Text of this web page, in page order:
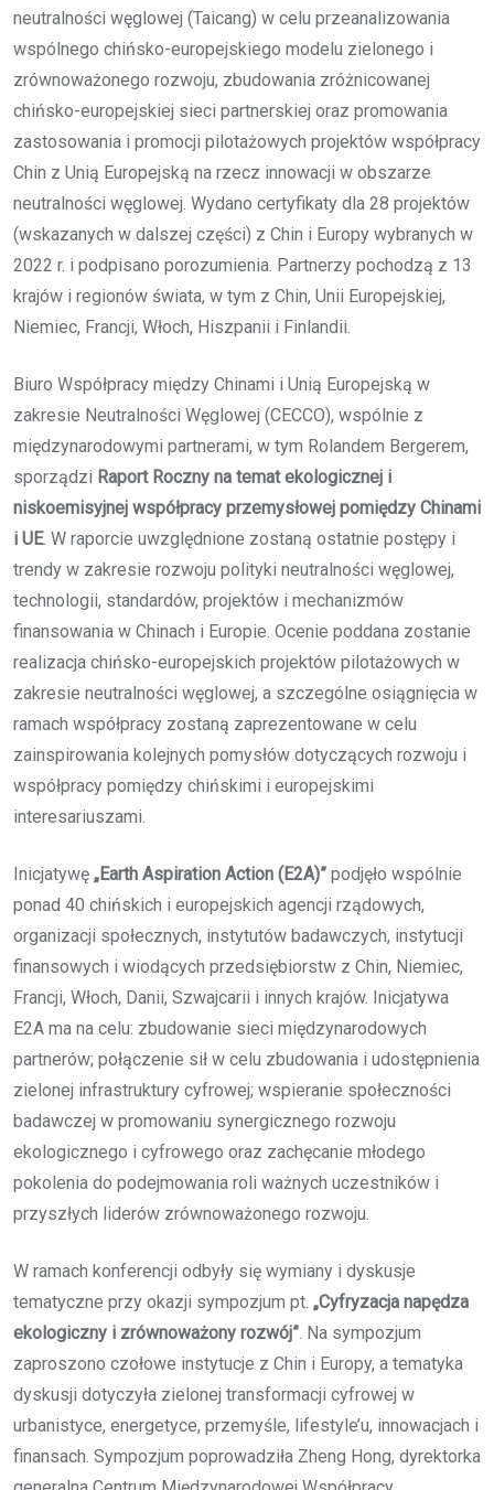
neutralności węglowej (Taicang) w celu przeanalizowania
wspólnego chińsko-europejskiego modelu zielonego i
zrównoważonego rozwoju, zbudowania zróżnicowanej
chińsko-europejskiej sieci partnerskiej oraz promowania
zastosowania i promocji pilotażowych projektów współpracy
Chin z Unią Europejską na rzecz innowacji w obszarze
neutralności węglowej. Wydano certyfikaty dla 28 projektów
(wskazanych w dalszej części) z Chin i Europy wybranych w
2022 r. i podpisano porozumienia. Partnerzy pochodzą z 13
krajów i regionów świata, w tym z Chin, Unii Europejskiej,
Niemiec, Francji, Włoch, Hiszpanii i Finlandii.
Biuro Współpracy między Chinami i Unią Europejską w
zakresie Neutralności Węglowej (CECCO), wspólnie z
międzynarodowymi partnerami, w tym Rolandem Bergerem,
sporządzi Raport Roczny na temat ekologicznej i
niskoemisyjnej współpracy przemysłowej pomiędzy Chinami
i UE. W raporcie uwzględnione zostaną ostatnie postępy i
trendy w zakresie rozwoju polityki neutralności węglowej,
technologii, standardów, projektów i mechanizmów
finansowania w Chinach i Europie. Ocenie poddana zostanie
realizacja chińsko-europejskich projektów pilotażowych w
zakresie neutralności węglowej, a szczególne osiągnięcia w
ramach współpracy zostaną zaprezentowane w celu
zainspirowania kolejnych pomysłów dotyczących rozwoju i
współpracy pomiędzy chińskimi i europejskimi
interesariuszami.
Inicjatywę „Earth Aspiration Action (E2A)” podjęło wspólnie
ponad 40 chińskich i europejskich agencji rządowych,
organizacji społecznych, instytutów badawczych, instytucji
finansowych i wiodących przedsiębiorstw z Chin, Niemiec,
Francji, Włoch, Danii, Szwajcarii i innych krajów. Inicjatywa
E2A ma na celu: zbudowanie sieci międzynarodowych
partnerów; połączenie sił w celu zbudowania i udostępnienia
zielonej infrastruktury cyfrowej; wspieranie społeczności
badawczej w promowaniu synergicznego rozwoju
ekologicznego i cyfrowego oraz zachęcanie młodego
pokolenia do podejmowania roli ważnych uczestników i
przyszłych liderów zrównoważonego rozwoju.
W ramach konferencji odbyły się wymiany i dyskusje
tematyczne przy okazji sympozjum pt. „Cyfryzacja napędza
ekologiczny i zrównoważony rozwój”. Na sympozjum
zaproszono czołowe instytucje z Chin i Europy, a tematyka
dyskusji dotyczyła zielonej transformacji cyfrowej w
urbanistyce, energetyce, przemyśle, lifestyle’u, innowacjach i
finansach. Sympozjum poprowadziła Zheng Hong, dyrektorka